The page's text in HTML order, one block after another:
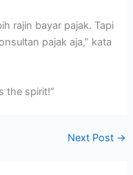
rajin bayar pajak. Tapi
pajak aja,” kata
the spirit!”
Next Post →